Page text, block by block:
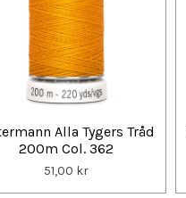
Alla Tygers Tråd
200m Col. 362
51,00 kr